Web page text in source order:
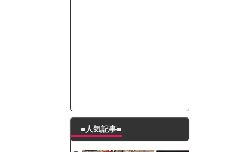
すぎるｗｗｗｗｗ
■人気記事■